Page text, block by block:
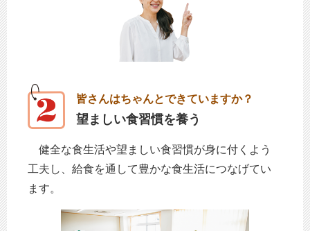
皆さんはちゃんとできていますか？
望ましい食習慣を養う
健全な食生活や望ましい食習慣が身に付くよう
工夫し、給食を通して豊かな食生活につなげてい
ます。